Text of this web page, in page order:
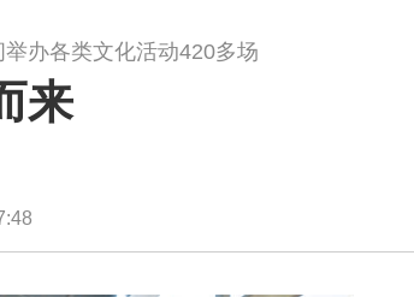
办各类文化活动420多场
来